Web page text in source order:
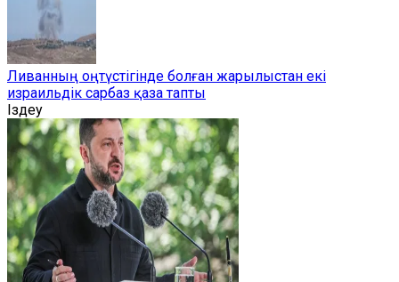
Ливанның оңтүстігінде болған жарылыстан екі
израильдік сарбаз қаза тапты
Іздеу